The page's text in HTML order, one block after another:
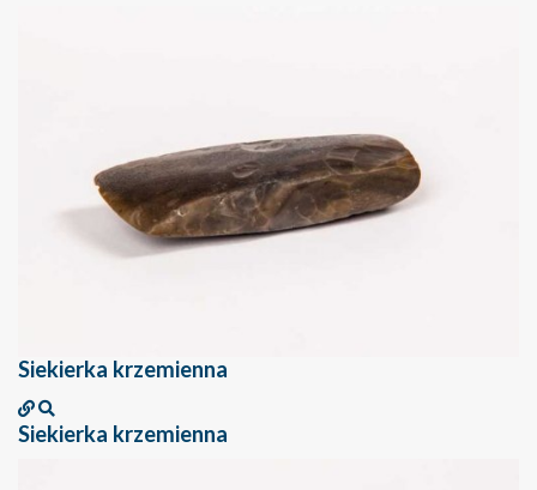
Siekierka krzemienna
Siekierka krzemienna